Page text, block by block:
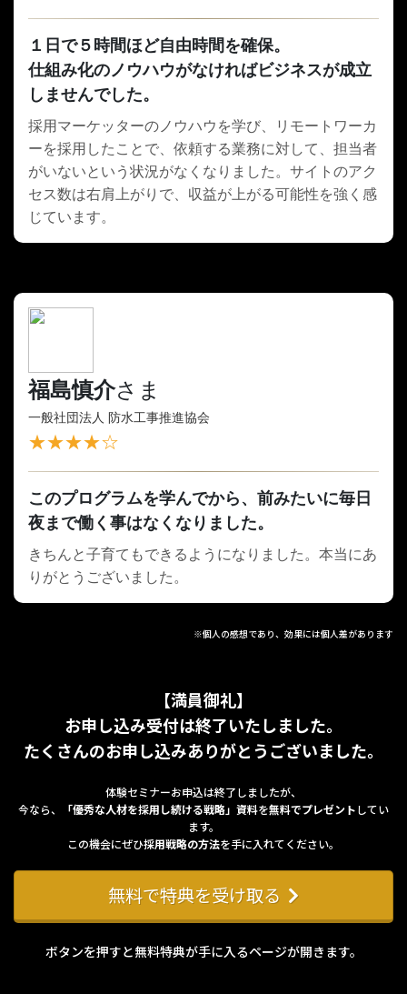
１日で５時間ほど自由時間を確保。
仕組み化のノウハウがなければビジネスが成立
しませんでした。
採用マーケッターのノウハウを学び、リモートワーカ
ーを採用したことで、依頼する業務に対して、担当者
がいないという状況がなくなりました。サイトのアク
セス数は右肩上がりで、収益が上がる可能性を強く感
じています。
福島慎介さま
一般社団法人 防水工事推進協会
★★★★☆
このプログラムを学んでから、前みたいに毎日
夜まで働く事はなくなりました。
きちんと子育てもできるようになりました。本当にあ
りがとうございました。
※個人の感想であり、効果には個人差があります
【満員御礼】
お申し込み受付は終了いたしました。
たくさんのお申し込みありがとうございました。
体験セミナーお申込は終了しましたが、
今なら、
「優秀な人材を採用し続ける戦略」資料を無料でプレゼントしてい
ます。
この機会にぜひ採用戦略の方法を手に入れてください。
無料で特典を受け取る
ボタンを押すと無料特典が手に入るページが開きます。